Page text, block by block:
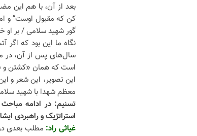
بعد از آن، با هم این
کن که مقبول اوست” و
گور شهید سلامی / بر
نگاه ما این بود که اگر
سال‌های پس از آن، در
است که همان «کشتن و
این تصویر، این شعر و
معظم شهدا با شهید
تسنیم: در ادامه
استراتژیک و راهبردی
غیاثی راد: مطلب بعدی